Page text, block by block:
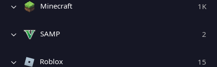
Minecraft 1K
SAMP 2
Roblox 15